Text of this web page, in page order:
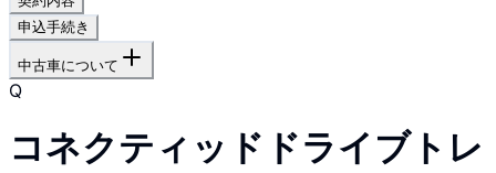
申込手続き
中古車について
Q
コネクティッドドライブトレ